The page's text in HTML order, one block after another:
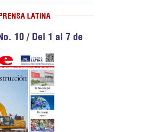
LATINA
10 / Del 1 al 7 de